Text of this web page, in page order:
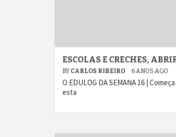
ESCOLAS E CRECHES,
BY CARLOS RIBEIRO 6 ANOS AGO
O EDULOG DA SEMANA 16 |
esta